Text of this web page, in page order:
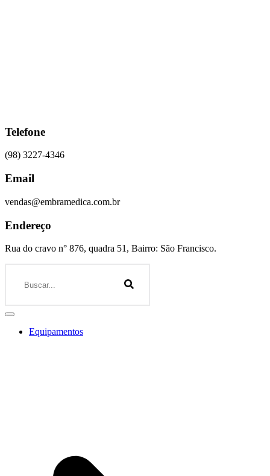
Telefone
(98) 3227-4346
Email
vendas@embramedica.com.br
Endereço
Rua do cravo n° 876, quadra 51, Bairro: São Francisco.
Equipamentos